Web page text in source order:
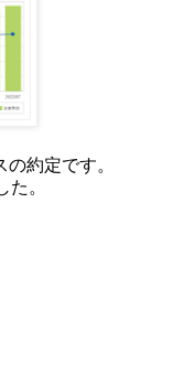
約定です。
。